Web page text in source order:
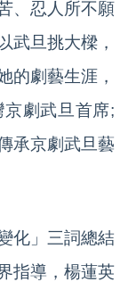
、忍人所不願
武旦挑大樑，
的劇藝生涯，
劇武旦首席;
承京劇武旦藝
化」三詞總結
指導，楊蓮英